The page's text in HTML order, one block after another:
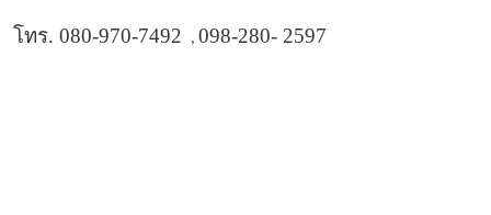
โทร. 080-970-7492 , 098-280- 2597